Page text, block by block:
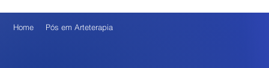
Home Pós em Arteterapia